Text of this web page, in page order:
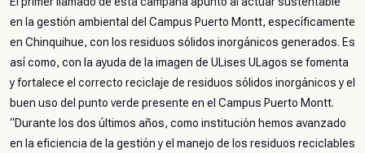
en la gestión ambiental del Campus Puerto Montt, específicamente
en Chinquihue, con los residuos sólidos inorgánicos generados. Es
así como, con la ayuda de la imagen de ULises ULagos se fomenta
y fortalece el correcto reciclaje de residuos sólidos inorgánicos y el
buen uso del punto verde presente en el Campus Puerto Montt.
“Durante los dos últimos años, como institución hemos avanzado
en la eficiencia de la gestión y el manejo de los residuos reciclables